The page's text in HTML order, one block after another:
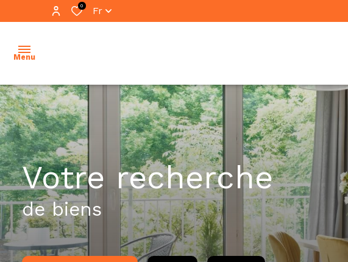
0 Fr
Menu
accueil
ventes
locations
immobilier
professionnel
vente
immo
pro
location
immo
pro
notre
équipe
votre recherche
de biens